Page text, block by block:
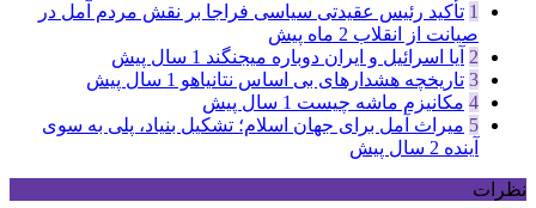
1 تأکید رئیس عقیدتی سیاسی فراجا بر نقش مردم آمل در
صیانت از انقلاب 2 ماه پیش
2 آیا اسرائیل و ایران دوباره میجنگند 1 سال پیش
3 تاریخچه هشدارهای بی اساس نتانیاهو 1 سال پیش
4 مکانیزم ماشه چیست 1 سال پیش
5 میراث آمل برای جهان اسلام؛ تشکیل بنیاد، پلی به سوی
آینده 2 سال پیش
نظرات